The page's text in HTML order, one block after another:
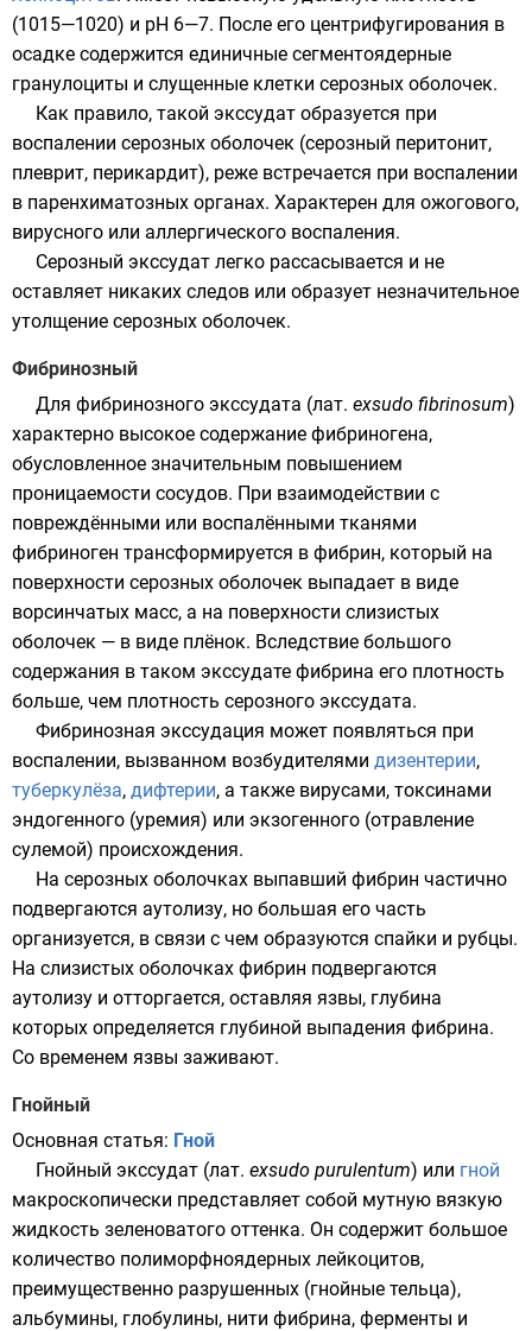
(1015—1020) и pH 6—7. После его центрифугирования в
осадке содержится единичные сегментоядерные
гранулоциты и слущенные клетки серозных оболочек.
Как правило, такой экссудат образуется при
воспалении серозных оболочек (серозный перитонит,
плеврит, перикардит), реже встречается при воспалении
в паренхиматозных органах. Характерен для ожогового,
вирусного или аллергического воспаления.
Серозный экссудат легко рассасывается и не
оставляет никаких следов или образует незначительное
утолщение серозных оболочек.
Фибринозный
Для фибринозного экссудата (лат. exsudo fibrinosum)
характерно высокое содержание фибриногена,
обусловленное значительным повышением
проницаемости сосудов. При взаимодействии с
повреждёнными или воспалёнными тканями
фибриноген трансформируется в фибрин, который на
поверхности серозных оболочек выпадает в виде
ворсинчатых масс, а на поверхности слизистых
оболочек — в виде плёнок. Вследствие большого
содержания в таком экссудате фибрина его плотность
больше, чем плотность серозного экссудата.
Фибринозная экссудация может появляться при
воспалении, вызванном возбудителями дизентерии,
туберкулёза, дифтерии, а также вирусами, токсинами
эндогенного (уремия) или экзогенного (отравление
сулемой) происхождения.
На серозных оболочках выпавший фибрин частично
подвергаются аутолизу, но большая его часть
организуется, в связи с чем образуются спайки и рубцы.
На слизистых оболочках фибрин подвергаются
аутолизу и отторгается, оставляя язвы, глубина
которых определяется глубиной выпадения фибрина.
Со временем язвы заживают.
Гнойный
Основная статья: Гной
Гнойный экссудат (лат. exsudo purulentum) или гной
макроскопически представляет собой мутную вязкую
жидкость зеленоватого оттенка. Он содержит большое
количество полиморфноядерных лейкоцитов,
преимущественно разрушенных (гнойные тельца),
альбумины, глобулины, нити фибрина, ферменты и